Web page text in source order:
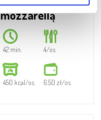
mozzarellą
42 min. 4/os.
450 kcal/os. 6.50 zł/os.